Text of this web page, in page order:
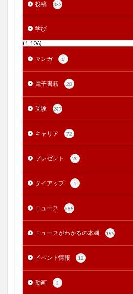
投稿 333
学び
(1,106)
マンガ 8
電子書籍 28
受験 287
キャリア 72
プレゼント 20
タイアップ 5
ニュース 688
ニュースがわかるの本棚 189
イベント情報 12
動画 3